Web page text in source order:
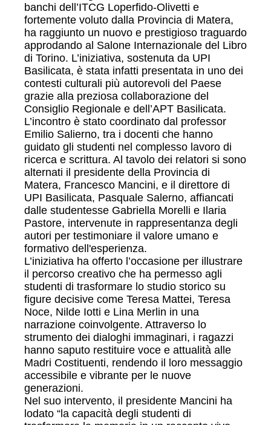
banchi dell’ITCG Loperfido-Olivetti e
fortemente voluto dalla Provincia di Matera,
ha raggiunto un nuovo e prestigioso traguardo
approdando al Salone Internazionale del Libro
di Torino. L’iniziativa, sostenuta da UPI
Basilicata, è stata infatti presentata in uno dei
contesti culturali più autorevoli del Paese
grazie alla preziosa collaborazione del
Consiglio Regionale e dell’APT Basilicata.
L’incontro è stato coordinato dal professor
Emilio Salierno, tra i docenti che hanno
guidato gli studenti nel complesso lavoro di
ricerca e scrittura. Al tavolo dei relatori si sono
alternati il presidente della Provincia di
Matera, Francesco Mancini, e il direttore di
UPI Basilicata, Pasquale Salerno, affiancati
dalle studentesse Gabriella Morelli e Ilaria
Pastore, intervenute in rappresentanza degli
autori per testimoniare il valore umano e
formativo dell'esperienza.
L’iniziativa ha offerto l’occasione per illustrare
il percorso creativo che ha permesso agli
studenti di trasformare lo studio storico su
figure decisive come Teresa Mattei, Teresa
Noce, Nilde Iotti e Lina Merlin in una
narrazione coinvolgente. Attraverso lo
strumento dei dialoghi immaginari, i ragazzi
hanno saputo restituire voce e attualità alle
Madri Costituenti, rendendo il loro messaggio
accessibile e vibrante per le nuove
generazioni.
Nel suo intervento, il presidente Mancini ha
lodato “la capacità degli studenti di